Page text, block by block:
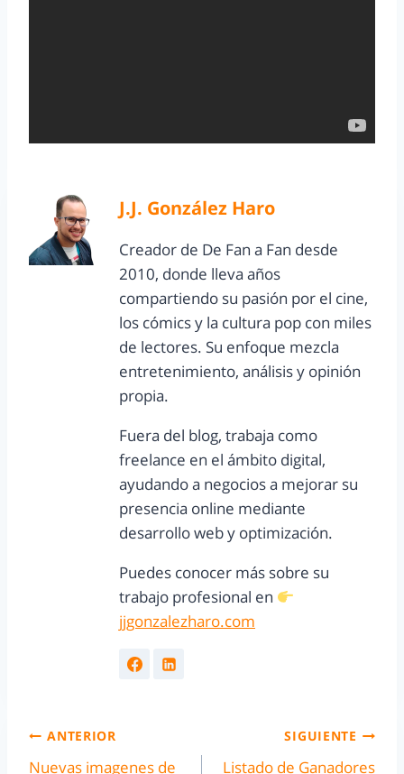
J.J. González Haro
Creador de De Fan a Fan desde
2010, donde lleva años
compartiendo su pasión por el cine,
los cómics y la cultura pop con miles
de lectores. Su enfoque mezcla
entretenimiento, análisis y opinión
propia.
Fuera del blog, trabaja como
freelance en el ámbito digital,
ayudando a negocios a mejorar su
presencia online mediante
desarrollo web y optimización.
Puedes conocer más sobre su
trabajo profesional en
jjgonzalezharo.com
ANTERIOR
Nuevas imagenes de
SIGUIENTE
Listado de Ganadores